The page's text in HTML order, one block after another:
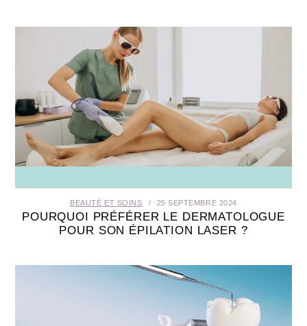
BEAUTÉ ET SOINS 25 SEPTEMBRE 2024
POURQUOI PRÉFÉRER LE DERMATOLOGUE
POUR SON ÉPILATION LASER ?